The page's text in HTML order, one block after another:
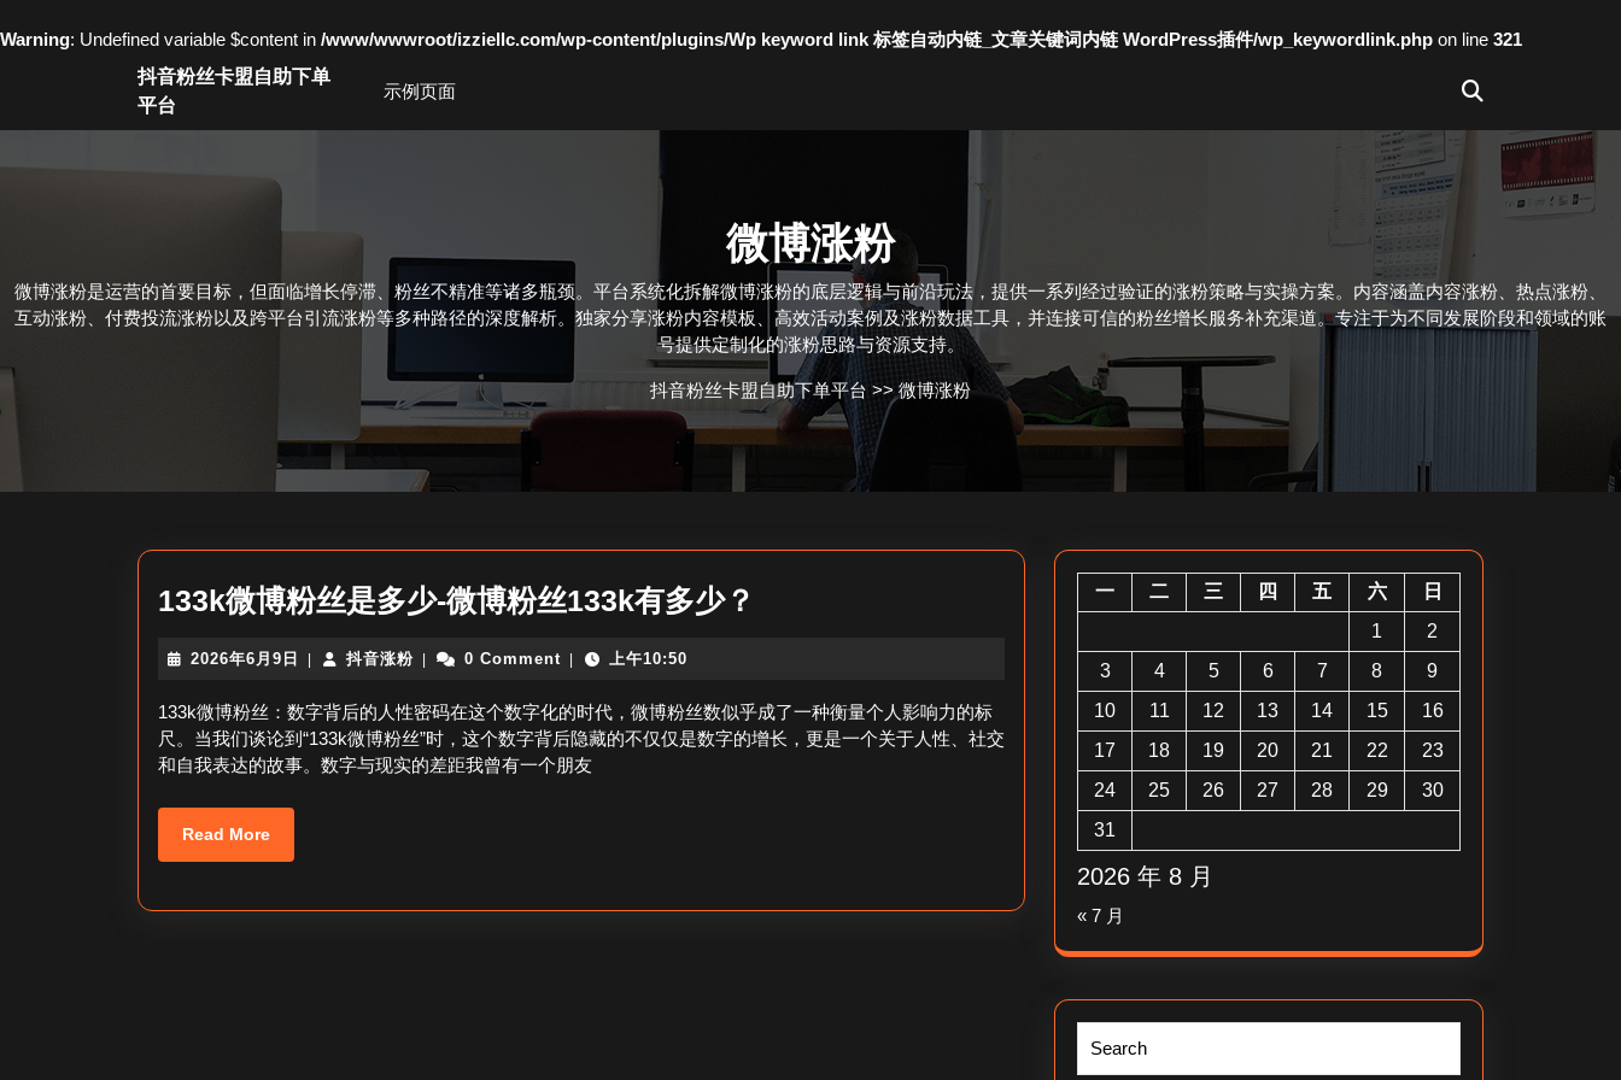
Warning: Undefined variable $content in /www/wwwroot/izziellc.com/wp-content/plugins/Wp keyword link 标签自动内链_文章关键词内链 WordPress插件/wp_keywordlink.php on line 321
抖音粉丝卡盟自助下单
平台
示例页面
微博涨粉
微博涨粉是运营的首要目标，但面临增长停滞、粉丝不精准等诸多瓶颈。平台系统化拆解微博涨粉的底层逻辑与前沿玩法，提供一系列经过验证的涨粉策略与实操方案。内容涵盖内容涨粉、热点涨粉、
互动涨粉、付费投流涨粉以及跨平台引流涨粉等多种路径的深度解析。独家分享涨粉内容模板、高效活动案例及涨粉数据工具，并连接可信的粉丝增长服务补充渠道。专注于为不同发展阶段和领域的账
号提供定制化的涨粉思路与资源支持。
抖音粉丝卡盟自助下单平台 >>微博涨粉
133k微博粉丝是多少-微博粉丝133k有多少？
粉
丝
2026年6月9日
2026
6
月
9
日
抖音涨粉抖
涨
粉
0 Comment 上午10:50
133k微博粉丝：数字背后的人性密码在这个数字化的时代，微博粉丝数似乎成了一种衡量个人影响力的标
尺。当我们谈论到“133k微博粉丝”时，这个数字背后隐藏的不仅仅是数字的增长，更是一个关于人性、社交
和自我表达的故事。数字与现实的差距我曾有一个朋友
Read MoreRead
More
2026 年 8 月
一 二 三 四 五 六
日
1
2
3
4 5 6 7 8
9
10
11 12 13 14 15
16
17
18 19 20 21 22
23
24
25 26 27 28 29
30
31
« 7 月